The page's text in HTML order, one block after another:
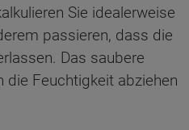
Sie idealerweise
passieren, dass die
Das saubere
die Feuchtigkeit abziehen